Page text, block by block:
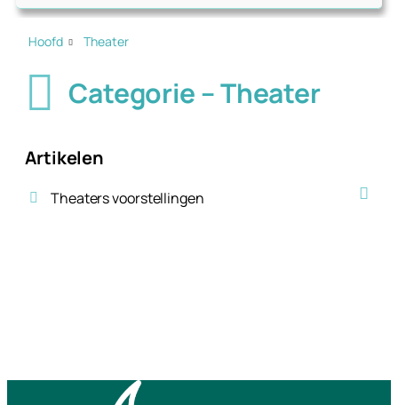
Hoofd Theater
Categorie – Theater
Artikelen
Theaters voorstellingen